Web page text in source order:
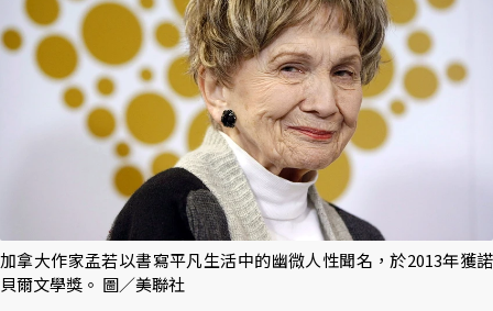
加拿大作家孟若以書寫平凡生活中的幽微人性聞名，於2013年獲諾
貝爾文學獎。 圖／美聯社